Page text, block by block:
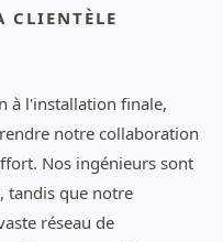
CLIENTÈLE
à l'installation finale,
notre collaboration
Nos ingénieurs sont
tandis que notre
réseau de